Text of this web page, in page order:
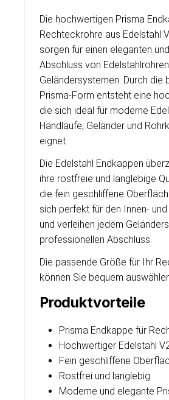
Die hochwertigen Prisma
Rechteckrohre aus Edelstahl
sorgen für einen eleganten
Abschluss von
Geländersystemen. Durch die
Prisma-Form entsteht eine
die sich ideal für moderne
Handläufe, Geländer und
eignet.
Die Edelstahl Endkappen
ihre rostfreie und langlebige
die fein geschliffene
sich perfekt für den Innen-
und verleihen jedem
professionellen Abschluss.
Die passende Größe für Ihr
können Sie bequem
Produktvorteile
Prisma Endkappe für
Hochwertiger Edelstahl
Fein geschliffene
Rostfrei und langlebig
Moderne und elegante